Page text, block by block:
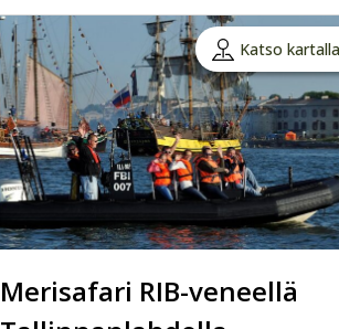
Katso kartalla
Merisafari RIB-veneellä